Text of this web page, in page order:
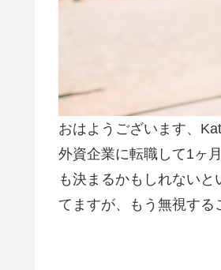
おはようございます、
外資企業に転職して1ヶ
も決まるかもしれない
てますが、もう無視する